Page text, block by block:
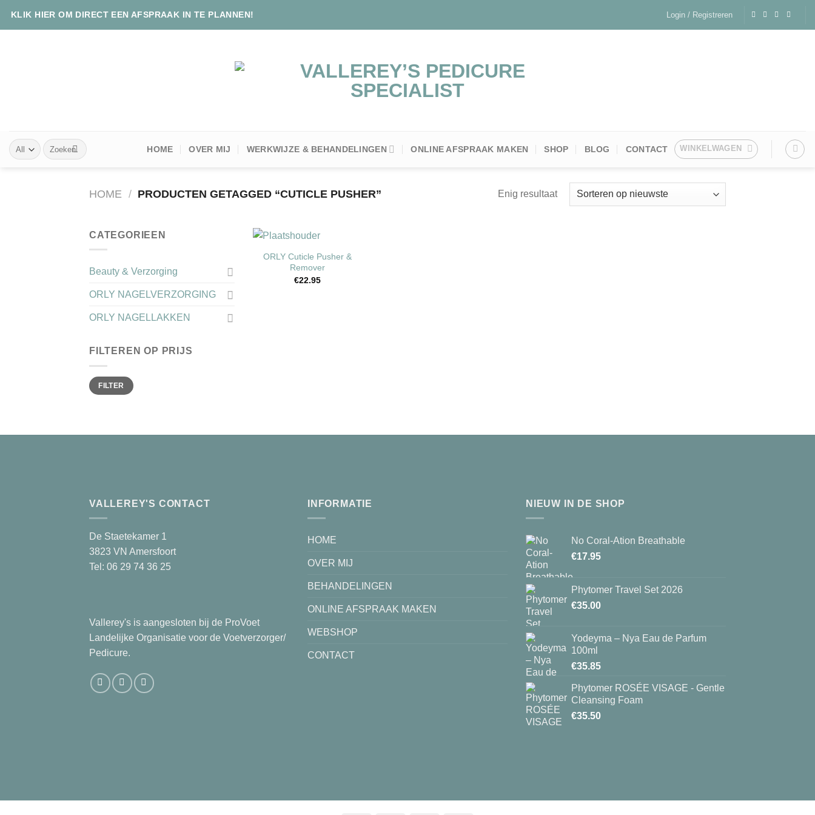
KLIK HIER OM DIRECT EEN AFSPRAAK IN TE PLANNEN! Login / Registreren
Zoeken
naar:
HOME OVER MIJ WERKWIJZE & BEHANDELINGEN ONLINE AFSPRAAK MAKEN SHOP BLOG CONTACT WINKELWAGEN
HOME / PRODUCTEN GETAGGED “CUTICLE PUSHER” Enig resultaat
CATEGORIEEN
Beauty & Verzorging
ORLY NAGELVERZORGING
ORLY NAGELLAKKEN
FILTEREN OP PRIJS
Min.
prijs
Max.
prijsFILTER
Toevoegen
+
ORLY Cuticle Pusher &
Remover
€22.95
VALLEREY'S CONTACT
De Staetekamer 1
3823 VN Amersfoort
Tel: 06 29 74 36 25
Vallerey's is aangesloten bij de ProVoet
Landelijke Organisatie voor de Voetverzorger/
Pedicure.
INFORMATIE
HOME
OVER MIJ
BEHANDELINGEN
ONLINE AFSPRAAK MAKEN
WEBSHOP
CONTACT
NIEUW IN DE SHOP
No Coral-Ation Breathable
€17.95
Phytomer Travel Set 2026
€35.00
Yodeyma – Nya Eau de Parfum
100ml
€35.85
Phytomer ROSÉE VISAGE - Gentle
Cleansing Foam
€35.50